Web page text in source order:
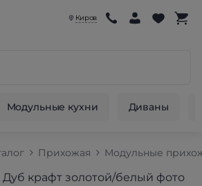
Киров
Модульные кухни Диваны
Прихожая Модульные